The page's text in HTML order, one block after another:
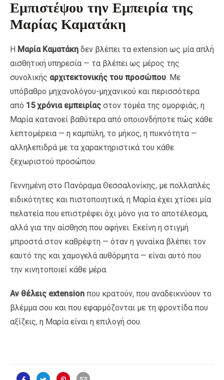
Εμπιστέψου την Εμπειρία της
Μαρίας Καματάκη
Η Μαρία Καματάκη δεν βλέπει τα extension ως μία απλή
αισθητική υπηρεσία — τα βλέπει ως μέρος της
συνολικής αρχιτεκτονικής του προσώπου. Με
υπόβαθρο μηχανολόγου-μηχανικού και περισσότερα
από 15 χρόνια εμπειρίας στον τομέα της ομορφιάς, η
Μαρία κατανοεί βαθύτερα από οποιονδήποτε πώς κάθε
λεπτομέρεια — η καμπύλη, το μήκος, η πυκνότητα —
αλληλεπιδρά με τα χαρακτηριστικά του κάθε
ξεχωριστού προσώπου.
Γεννημένη στο Πανόραμα Θεσσαλονίκης, με πολλαπλές
ειδικότητες και πιστοποιητικά, η Μαρία έχει χτίσει μία
πελατεία που επιστρέφει όχι μόνο για το αποτέλεσμα,
αλλά για την αίσθηση που αφήνει. Εκείνη η στιγμή
μπροστά στον καθρέφτη — όταν η γυναίκα βλέπει τον
εαυτό της και χαμογελά αυθόρμητα — είναι αυτό που
την κινητοποιεί κάθε μέρα.
Αν θέλεις extension που κρατούν, που αναδεικνύουν το
βλέμμα σου και που εφαρμόζονται με τη φροντίδα που
αξίζεις, η Μαρία είναι η επιλογή σου.